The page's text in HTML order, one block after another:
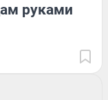
руками